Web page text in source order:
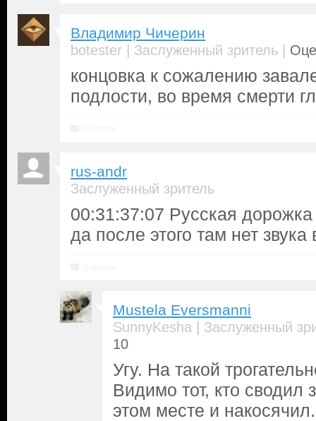
Владимир Чичерин
botester | Заслуженный зритель |
концовка к сожалению
подлости, во время смерти
rus-andr
Заслуженный зритель
00:31:37:07 Русская
да после этого там нет
Mustela Eversmanni
SunnyKesha | Заслуженный
10
Угу. На такой
Видимо тот, кто сводил
этом месте и накосячил.